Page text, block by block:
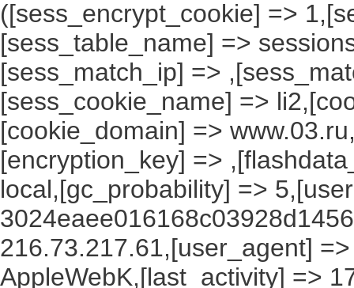
([sess_encrypt_cookie] =>
[sess_table_name] =>
[sess_match_ip] =>
[sess_cookie_name] =>
[cookie_domain] =>
[encryption_key] =>
local,[gc_probability] =>
216.73.217.61,[user_agent]
AppleWebK,[last_activity] =>